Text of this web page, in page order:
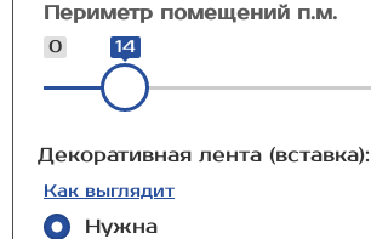
Периметр помещений п.м.
0 14
Декоративная лента (вставка):
Как выглядит
Нужна